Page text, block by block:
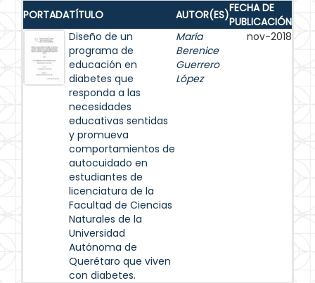
PORTADATÍTULO AUTOR(ES)FECHA DE
PUBLICACIÓN
Diseño de un
programa de
educación en
diabetes que
responda a las
necesidades
educativas sentidas
y promueva
comportamientos de
autocuidado en
estudiantes de
licenciatura de la
Facultad de Ciencias
Naturales de la
Universidad
Autónoma de
Querétaro que viven
con diabetes.
María
Berenice
Guerrero
López
nov-2018